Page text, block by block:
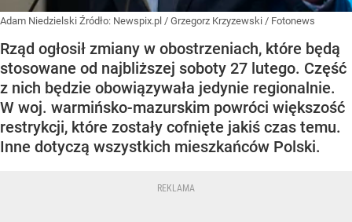
Adam Niedzielski Źródło: Newspix.pl / Grzegorz Krzyzewski / Fotonews
Rząd ogłosił zmiany w obostrzeniach, które będą
stosowane od najbliższej soboty 27 lutego. Część
z nich będzie obowiązywała jedynie regionalnie.
W woj. warmińsko-mazurskim powróci większość
restrykcji, które zostały cofnięte jakiś czas temu.
Inne dotyczą wszystkich mieszkańców Polski.